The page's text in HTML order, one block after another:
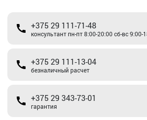
+375 29 111-71-48
консультант пн-пт 8:00-20:00 сб-вс 9:00-
+375 29 111-13-04
безналичный расчет
+375 29 343-73-01
гарантия